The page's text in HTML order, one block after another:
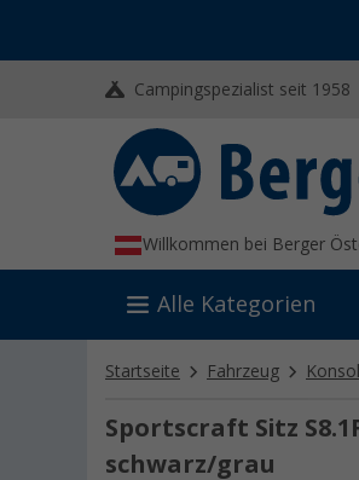
Campingspezialist seit 1958
Willkommen bei Berger
Alle Kategorien
Startseite Fahrzeug
Sportscraft Sitz
schwarz/grau